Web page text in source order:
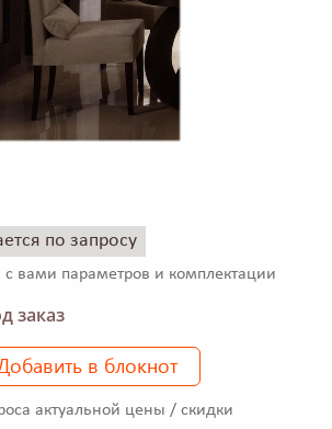
по запросу
с вами параметров и комплектации
заказ
в блокнот
актуальной цены / скидки